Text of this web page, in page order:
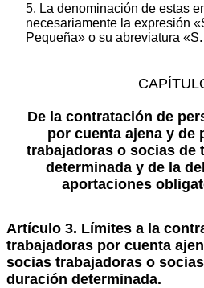
5. La denominación de estas
necesariamente la expresión
Pequeña» o su abreviatura
De la contratación de
por cuenta ajena y de
trabajadoras o socias de
determinada y de la
aportaciones
Artículo 3. Límites a la
trabajadoras por cuenta
socias trabajadoras o
duración determinada.